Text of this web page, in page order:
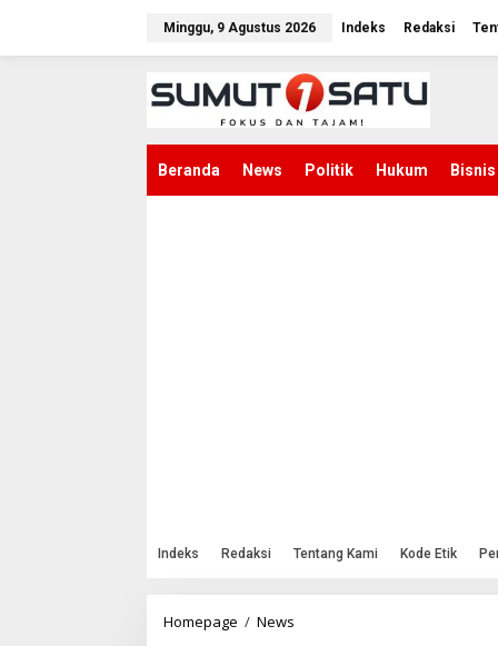
Minggu, 9 Agustus 2026 Indeks Redaksi
Beranda News Politik Hukum Bisnis
Indeks Redaksi Tentang Kami Kode Etik
Homepage / News